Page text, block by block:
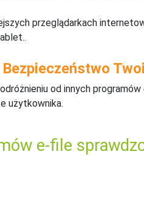
przeglądarkach
Bezpieczeństwo
od innych programów
użytkownika.
e-file